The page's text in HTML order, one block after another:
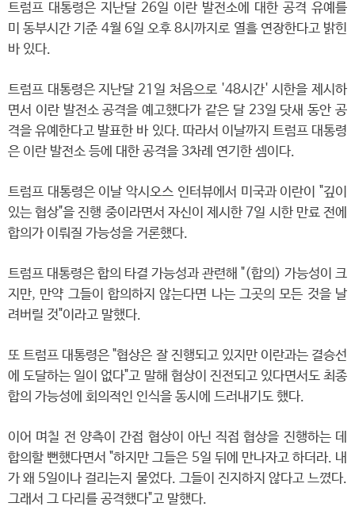
트럼프 대통령은 지난달 26일 이란 발전소에 대한 공격 유예를
미 동부시간 기준 4월 6일 오후 8시까지로 열흘 연장한다고 밝힌
바 있다.
트럼프 대통령은 지난달 21일 처음으로 '48시간' 시한을 제시하
면서 이란 발전소 공격을 예고했다가 같은 달 23일 닷새 동안 공
격을 유예한다고 발표한 바 있다. 따라서 이날까지 트럼프 대통령
은 이란 발전소 등에 대한 공격을 3차례 연기한 셈이다.
트럼프 대통령은 이날 악시오스 인터뷰에서 미국과 이란이 "깊이
있는 협상"을 진행 중이라면서 자신이 제시한 7일 시한 만료 전에
합의가 이뤄질 가능성을 거론했다.
트럼프 대통령은 합의 타결 가능성과 관련해 "(합의) 가능성이 크
지만, 만약 그들이 합의하지 않는다면 나는 그곳의 모든 것을 날
려버릴 것"이라고 말했다.
또 트럼프 대통령은 "협상은 잘 진행되고 있지만 이란과는 결승선
에 도달하는 일이 없다"고 말해 협상이 진전되고 있다면서도 최종
합의 가능성에 회의적인 인식을 동시에 드러내기도 했다.
이어 며칠 전 양측이 간접 협상이 아닌 직접 협상을 진행하는 데
합의할 뻔했다면서 "하지만 그들은 5일 뒤에 만나자고 하더라. 내
가 왜 5일이나 걸리는지 물었다. 그들이 진지하지 않다고 느꼈다.
그래서 그 다리를 공격했다"고 말했다.